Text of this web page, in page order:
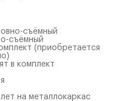
съёмный
съёмный
(приобретается
в комплект
на металлокаркас